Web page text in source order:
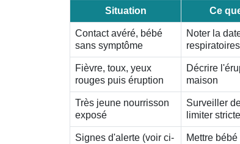
Situation Ce
Contact avéré, bébé
sans symptôme
Noter la
Fièvre, toux, yeux
rouges puis éruption
Décrire
maison
Très jeune nourrisson
exposé
Surveiller
limiter
Signes d'alerte (voir ci-
Mettre